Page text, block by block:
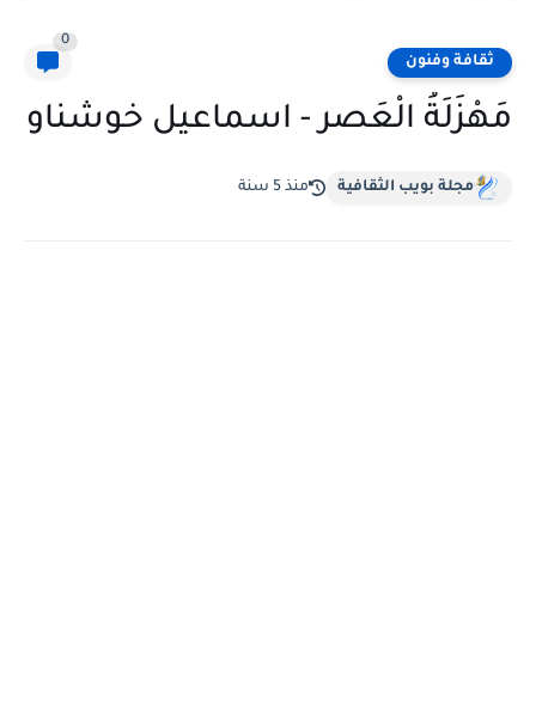
ثقافة وفنون
0
مَهْزَلَةُ الْعَصر - اسماعيل خوشناو
مجلة بويب الثقافية منذ 5 سنة